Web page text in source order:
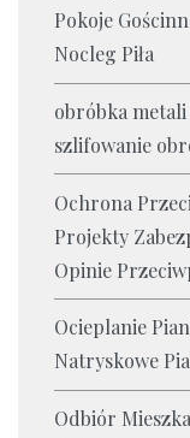
Pokoje
Nocleg Piła
obróbka
szlifowanie
Ochrona
Projekty
Opinie
Ocieplanie
Natryskowe
Odbiór